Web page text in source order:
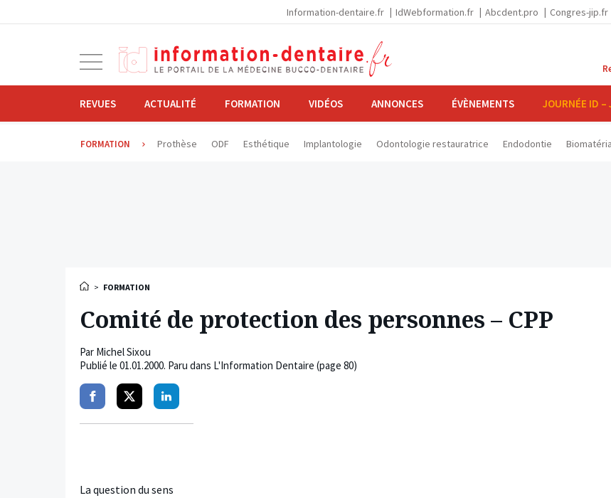
Information-dentaire.fr IdWebformation.fr Abcdent.pro Congres-jip.fr
navigation
REVUES ACTUALITÉ FORMATION VIDÉOS ANNONCES ÉVÈNEMENTS JOURNÉE ID –
FORMATION Prothèse ODF Esthétique Implantologie Odontologie restauratrice Endodontie
> FORMATION
Comité de protection des personnes – CPP
Par Michel Sixou
Publié le 01.01.2000. Paru dans L'Information Dentaire (page 80)
PartagerPartagerPartager
La question du sens